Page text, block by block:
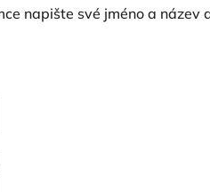
napište své jméno a